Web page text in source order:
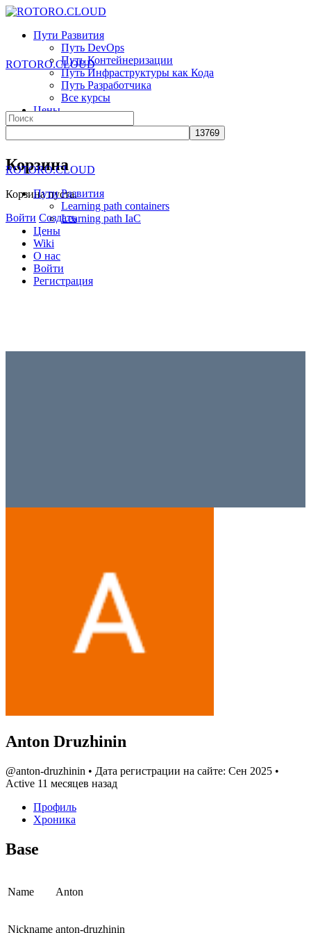
Toggle
Panel
Пути Развития
Путь DevOps
Путь Контейнеризации
Путь Инфраструктуры как Кода
Путь Разработчика
Все курсы
Цены
Wiki
More
options
Корзина
Корзина пуста.
Войти Создать
ROTORO.CLOUD
Search
for:
ROTORO.CLOUD
Пути Развития
Learning path containers
Learning path IaC
Цены
Wiki
О нас
Войти
Регистрация
Anton Druzhinin
@anton-druzhinin • Дата регистрации на сайте: Сен 2025 •
Active 11 месяцев назад
Профиль
Хроника
Base
Name Anton
Nickname anton-druzhinin